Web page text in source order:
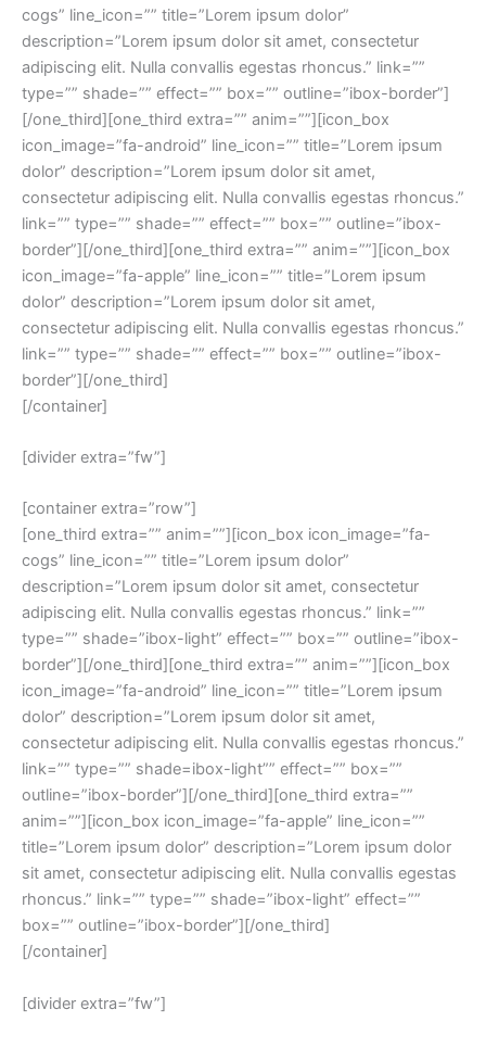
cogs” line_icon=”” title=”Lorem ipsum dolor”
description=”Lorem ipsum dolor sit amet, consectetur
adipiscing elit. Nulla convallis egestas rhoncus.” link=””
type=”” shade=”” effect=”” box=”” outline=”ibox-border”]
[/one_third][one_third extra=”” anim=””][icon_box
icon_image=”fa-android” line_icon=”” title=”Lorem ipsum
dolor” description=”Lorem ipsum dolor sit amet,
consectetur adipiscing elit. Nulla convallis egestas rhoncus.”
link=”” type=”” shade=”” effect=”” box=”” outline=”ibox-
border”][/one_third][one_third extra=”” anim=””][icon_box
icon_image=”fa-apple” line_icon=”” title=”Lorem ipsum
dolor” description=”Lorem ipsum dolor sit amet,
consectetur adipiscing elit. Nulla convallis egestas rhoncus.”
link=”” type=”” shade=”” effect=”” box=”” outline=”ibox-
border”][/one_third]
[/container]
[divider extra=”fw”]
[container extra=”row”]
[one_third extra=”” anim=””][icon_box icon_image=”fa-
cogs” line_icon=”” title=”Lorem ipsum dolor”
description=”Lorem ipsum dolor sit amet, consectetur
adipiscing elit. Nulla convallis egestas rhoncus.” link=””
type=”” shade=”ibox-light” effect=”” box=”” outline=”ibox-
border”][/one_third][one_third extra=”” anim=””][icon_box
icon_image=”fa-android” line_icon=”” title=”Lorem ipsum
dolor” description=”Lorem ipsum dolor sit amet,
consectetur adipiscing elit. Nulla convallis egestas rhoncus.”
link=”” type=”” shade=ibox-light”” effect=”” box=””
outline=”ibox-border”][/one_third][one_third extra=””
anim=””][icon_box icon_image=”fa-apple” line_icon=””
title=”Lorem ipsum dolor” description=”Lorem ipsum dolor
sit amet, consectetur adipiscing elit. Nulla convallis egestas
rhoncus.” link=”” type=”” shade=”ibox-light” effect=””
box=”” outline=”ibox-border”][/one_third]
[/container]
[divider extra=”fw”]